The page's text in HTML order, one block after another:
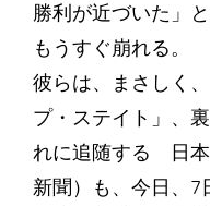
勝利が近づいた」
もうすぐ崩れる。
彼らは、まさしく
プ・ステイト」、
れに追随する 日本
新聞）も、今日、7